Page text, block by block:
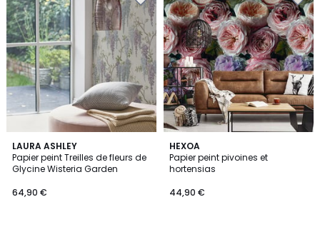
LAURA ASHLEY
Papier peint Treilles de fleurs de
Glycine Wisteria Garden
64,90 €
HEXOA
Papier peint pivoines et
hortensias
44,90 €